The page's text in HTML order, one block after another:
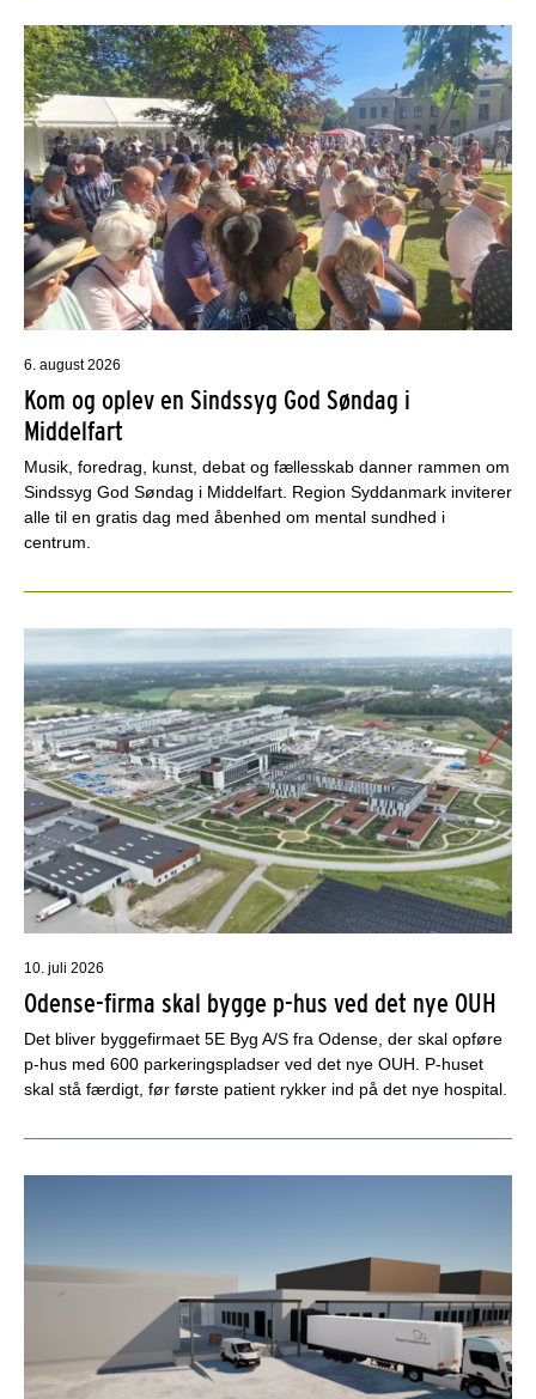
6. august 2026
Kom og oplev en Sindssyg God Søndag i
Middelfart
Musik, foredrag, kunst, debat og fællesskab danner rammen om
Sindssyg God Søndag i Middelfart. Region Syddanmark inviterer
alle til en gratis dag med åbenhed om mental sundhed i
centrum.
10. juli 2026
Odense-firma skal bygge p-hus ved det nye OUH
Det bliver byggefirmaet 5E Byg A/S fra Odense, der skal opføre
p-hus med 600 parkeringspladser ved det nye OUH. P-huset
skal stå færdigt, før første patient rykker ind på det nye hospital.